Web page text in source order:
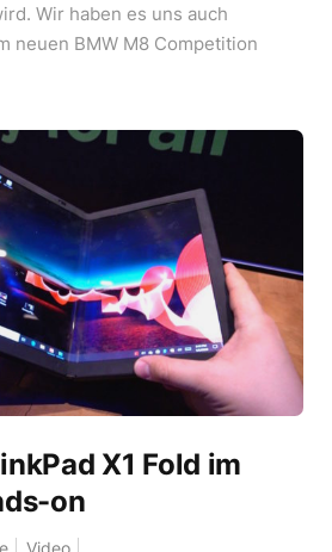
Wir haben es uns auch
neuen BMW M8 Competition
X1 Fold im
on
Video